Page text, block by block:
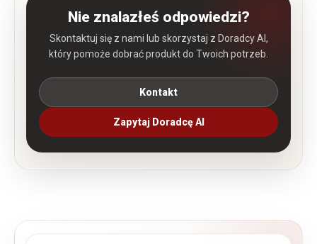
Nie znalazłeś odpowiedzi?
Skontaktuj się z nami lub skorzystaj z Doradcy AI,
który pomoże dobrać produkt do Twoich potrzeb.
Kontakt
Zapytaj Doradcę AI